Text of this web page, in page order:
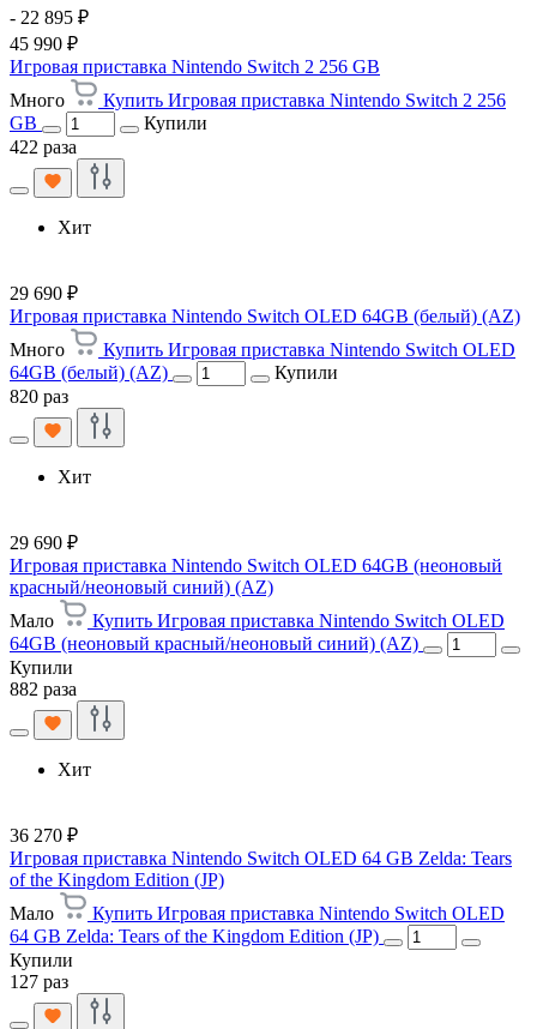
- 22 895 ₽
45 990 ₽
Игровая приставка Nintendo Switch 2 256 GB
Много
Купить Игровая приставка Nintendo Switch 2 256
GB
Купили
422 раза
Хит
29 690 ₽
Игровая приставка Nintendo Switch OLED 64GB (белый) (AZ)
Много
Купить Игровая приставка Nintendo Switch OLED
64GB (белый) (AZ)
Купили
820 раз
Хит
29 690 ₽
Игровая приставка Nintendo Switch OLED 64GB (неоновый
красный/неоновый синий) (AZ)
Мало
Купить Игровая приставка Nintendo Switch OLED
64GB (неоновый красный/неоновый синий) (AZ)
Купили
882 раза
Хит
36 270 ₽
Игровая приставка Nintendo Switch OLED 64 GB Zelda: Tears
of the Kingdom Edition (JP)
Мало
Купить Игровая приставка Nintendo Switch OLED
64 GB Zelda: Tears of the Kingdom Edition (JP)
Купили
127 раз